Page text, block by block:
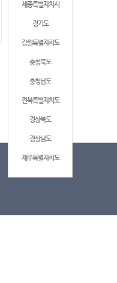
세종특별자치시
경기도
강원특별자치도
충청북도
충청남도
전북특별자치도
경상북도
경상남도
제주특별자치도